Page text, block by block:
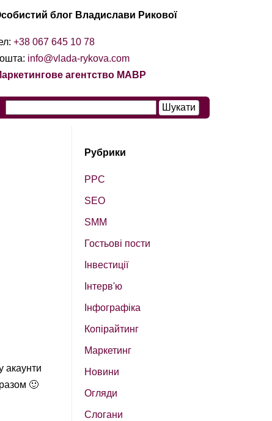
блог Владислави Рикової
+38 067 645 10 78
info@vlada-rykova.com
агентство МАВР
акаунти
🙂
Рубрики
PPC
SEO
SМM
Гостьові пости
Інвестиції
Інтерв'ю
Інфографіка
Копірайтинг
Маркетинг
Новини
Огляди
Слогани